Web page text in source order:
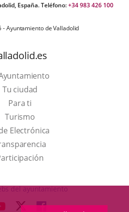
España. Teléfono:+34 983 426 100
- Ayuntamiento de Valladolid
Tu ciudad
Para ti
TurismoThis
link
will
open
a
Electrónica
del ayuntamiento
LINK LINKLINK